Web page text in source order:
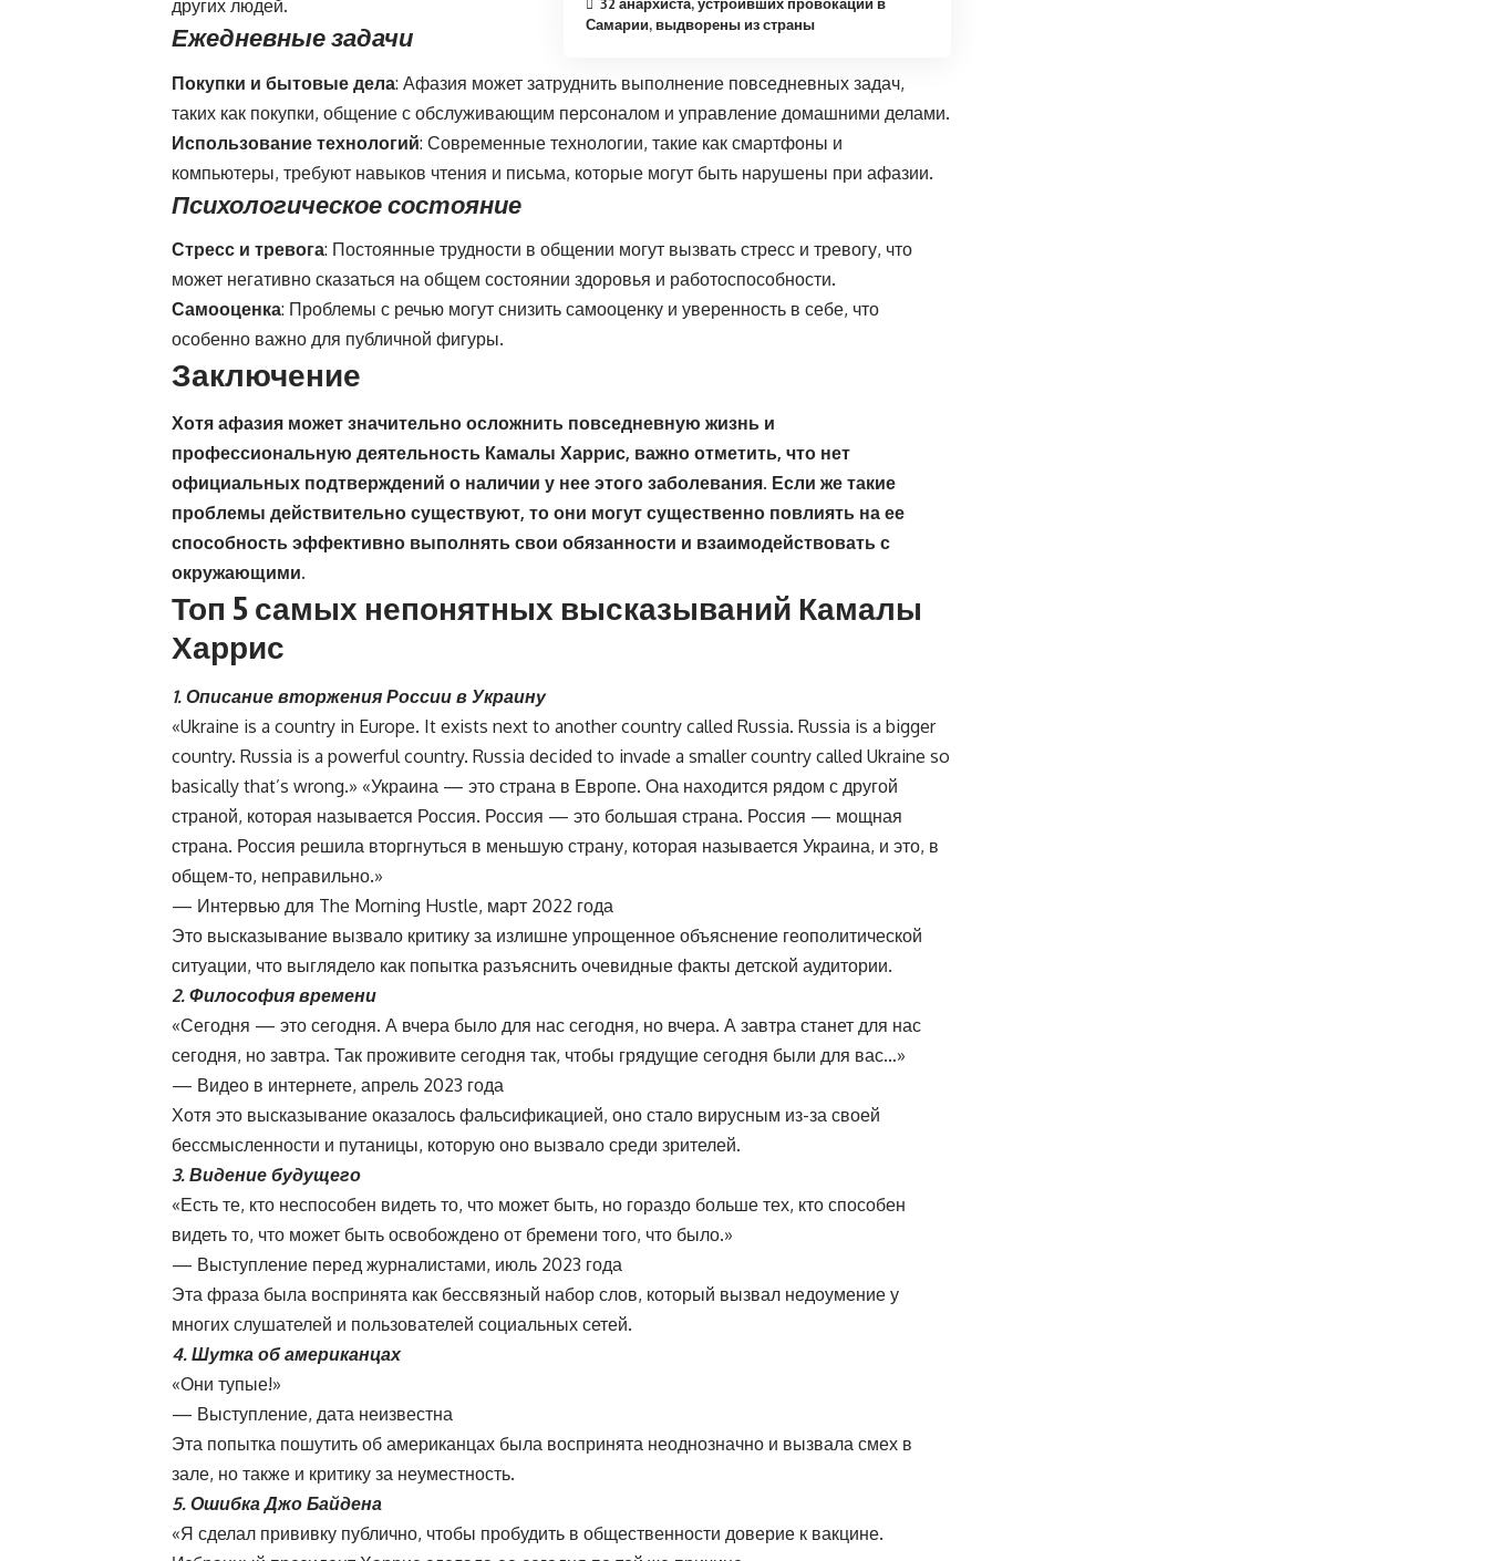
Самарии, выдворены из страны
других людей.
Ежедневные задачи
Покупки и бытовые дела: Афазия может затруднить выполнение повседневных задач,
таких как покупки, общение с обслуживающим персоналом и управление домашними делами.
Использование технологий: Современные технологии, такие как смартфоны и
компьютеры, требуют навыков чтения и письма, которые могут быть нарушены при афазии.
Психологическое состояние
Стресс и тревога: Постоянные трудности в общении могут вызвать стресс и тревогу, что
может негативно сказаться на общем состоянии здоровья и работоспособности.
Самооценка: Проблемы с речью могут снизить самооценку и уверенность в себе, что
особенно важно для публичной фигуры.
Заключение
Хотя афазия может значительно осложнить повседневную жизнь и
профессиональную деятельность Камалы Харрис, важно отметить, что нет
официальных подтверждений о наличии у нее этого заболевания. Если же такие
проблемы действительно существуют, то они могут существенно повлиять на ее
способность эффективно выполнять свои обязанности и взаимодействовать с
окружающими.
Топ 5 самых непонятных высказываний Камалы
Харрис
1. Описание вторжения России в Украину
«Ukraine is a country in Europe. It exists next to another country called Russia. Russia is a bigger
country. Russia is a powerful country. Russia decided to invade a smaller country called Ukraine so
basically that’s wrong.» «Украина — это страна в Европе. Она находится рядом с другой
страной, которая называется Россия. Россия — это большая страна. Россия — мощная
страна. Россия решила вторгнуться в меньшую страну, которая называется Украина, и это, в
общем-то, неправильно.»
— Интервью для The Morning Hustle, март 2022 года
Это высказывание вызвало критику за излишне упрощенное объяснение геополитической
ситуации, что выглядело как попытка разъяснить очевидные факты детской аудитории.
2. Философия времени
«Сегодня — это сегодня. А вчера было для нас сегодня, но вчера. А завтра станет для нас
сегодня, но завтра. Так проживите сегодня так, чтобы грядущие сегодня были для вас…»
— Видео в интернете, апрель 2023 года
Хотя это высказывание оказалось фальсификацией, оно стало вирусным из-за своей
бессмысленности и путаницы, которую оно вызвало среди зрителей.
3. Видение будущего
«Есть те, кто неспособен видеть то, что может быть, но гораздо больше тех, кто способен
видеть то, что может быть освобождено от бремени того, что было.»
— Выступление перед журналистами, июль 2023 года
Эта фраза была воспринята как бессвязный набор слов, который вызвал недоумение у
многих слушателей и пользователей социальных сетей.
4. Шутка об американцах
«Они тупые!»
— Выступление, дата неизвестна
Эта попытка пошутить об американцах была воспринята неоднозначно и вызвала смех в
зале, но также и критику за неуместность.
5. Ошибка Джо Байдена
«Я сделал прививку публично, чтобы пробудить в общественности доверие к вакцине.